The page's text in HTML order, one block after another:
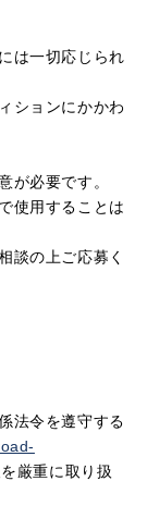
は一切応じられ
ションにかかわ
が必要です。
使用することは
談の上ご応募く
法令を遵守する
厳重に取り扱